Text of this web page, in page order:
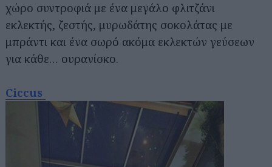
χώρο συντροφιά με ένα μεγάλο φλιτζάνι
εκλεκτής, ζεστής, μυρωδάτης σοκολάτας με
μπράντι και ένα σωρό ακόμα εκλεκτών γεύσεων
για κάθε… ουρανίσκο.
Ciccus